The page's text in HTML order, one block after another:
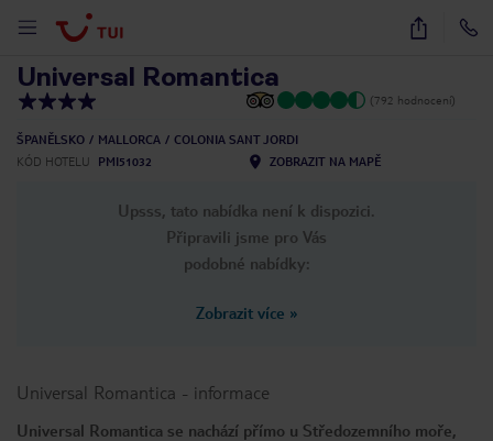
38
Universal Romantica
(792 hodnocení)
ŠPANĚLSKO MALLORCA
COLONIA SANT JORDI
KÓD HOTELU
PMI51032 ZOBRAZIT NA MAPĚ
Upsss, tato nabídka není k dispozici.
Připravili jsme pro Vás
podobné nabídky:
Zobrazit více »
Universal Romantica - informace
Universal Romantica se nachází přímo u Středozemního moře,